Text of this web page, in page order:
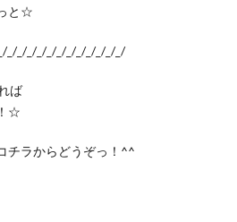
と☆
_/_/_/_/_/_/_/_/_/_/_/_/
ば
☆
チラからどうぞっ！^^